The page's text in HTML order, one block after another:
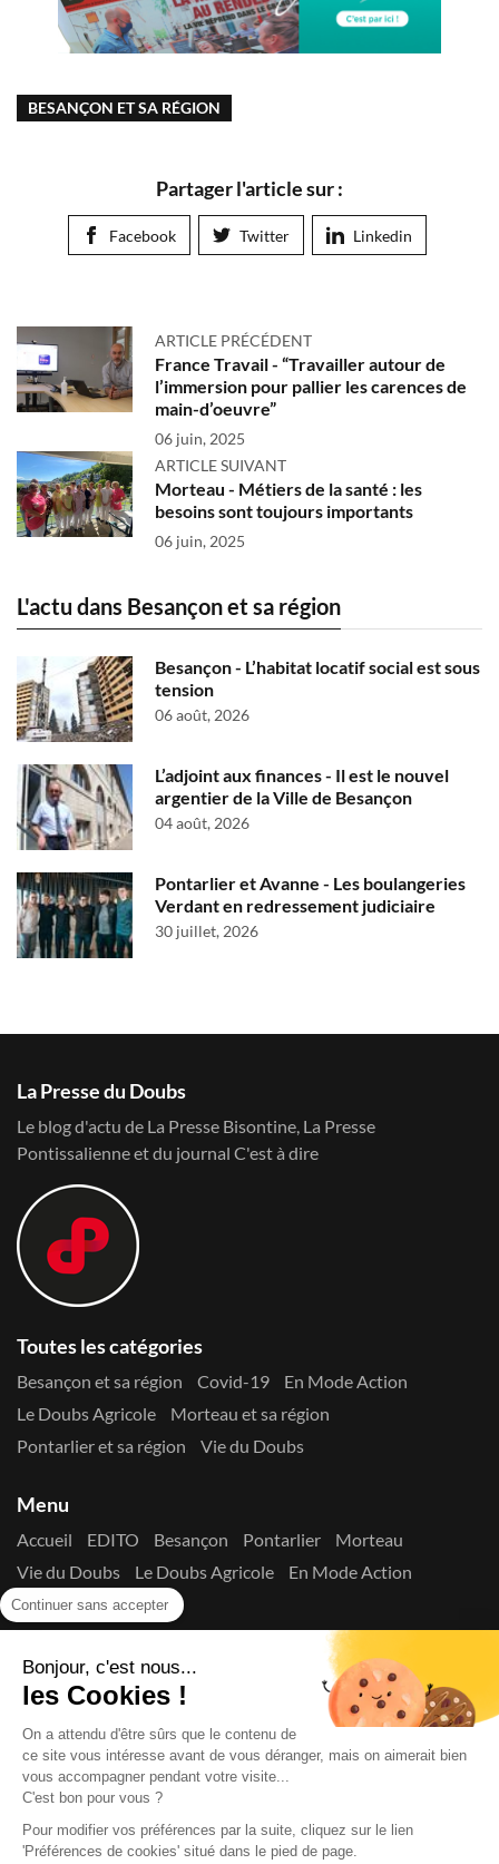
Continuer sans accepter
Bonjour, c'est nous...
les Cookies !
On a attendu d'être sûrs que le contenu de
ce site vous intéresse avant de vous déranger, mais on aimerait bien
vous accompagner pendant votre visite...
C'est bon pour vous ?
Pour modifier vos préférences par la suite, cliquez sur le lien
'Préférences de cookies' situé dans le pied de page.
BESANÇON ET SA RÉGION
Partager l'article sur :
Facebook Twitter Linkedin
ARTICLE PRÉCÉDENT
France Travail - “Travailler autour de
l’immersion pour pallier les carences de
main-d’oeuvre”
06 juin, 2025
ARTICLE SUIVANT
Morteau - Métiers de la santé : les
besoins sont toujours importants
06 juin, 2025
L'actu dans Besançon et sa région
Besançon - L’habitat locatif social est sous
tension
06 août, 2026
L’adjoint aux finances - Il est le nouvel
argentier de la Ville de Besançon
04 août, 2026
Pontarlier et Avanne - Les boulangeries
Verdant en redressement judiciaire
30 juillet, 2026
La Presse du Doubs
Le blog d'actu de La Presse Bisontine, La Presse
Pontissalienne et du journal C'est à dire
Toutes les catégories
Besançon et sa région Covid-19
En Mode Action
Le Doubs Agricole
Morteau et sa région
Pontarlier et sa région
Vie du Doubs
Menu
Accueil EDITO Besançon Pontarlier
Morteau
Vie du Doubs
Le Doubs Agricole
En Mode Action
Contactez-nous !
Suivez-nous sur les réseaux
Copyright © 2026 La Presse du Doubs
2725-8165 - N° de commission paritaire : 1125 Y 94392
Données Personnelles
Mentions Légales